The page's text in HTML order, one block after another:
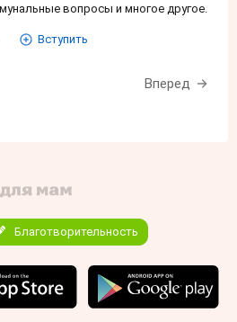
вопросы и многое другое.
Вступить
Вперед
Благотворительность